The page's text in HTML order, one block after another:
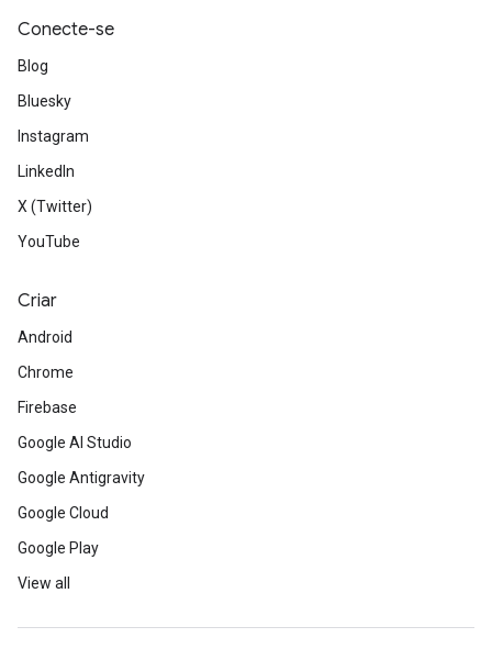
Conecte-se
Blog
Bluesky
Instagram
LinkedIn
X (Twitter)
YouTube
Criar
Android
Chrome
Firebase
Google AI Studio
Google Antigravity
Google Cloud
Google Play
View all